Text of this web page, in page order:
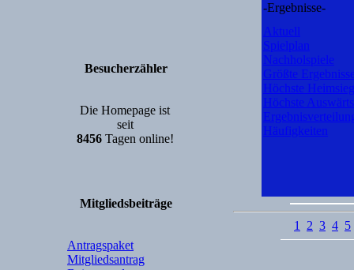
Besucherzähler
Die Homepage ist
seit
8456Tagen online!
Mitgliedsbeiträge
Antragspaket
Mitgliedsantrag
-Ergebnisse-
Aktuell
Spielplan
Nachholspiele
Größte
Höchste
Höchste
Häufigkeiten
1 2 3 4 5